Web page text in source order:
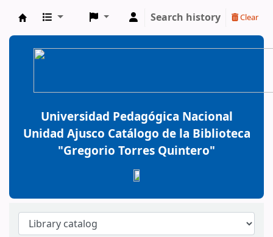
BiblioGTQ
Search history Clear
Universidad Pedagógica Nacional
Unidad Ajusco Catálogo de la Biblioteca
"Gregorio Torres Quintero"